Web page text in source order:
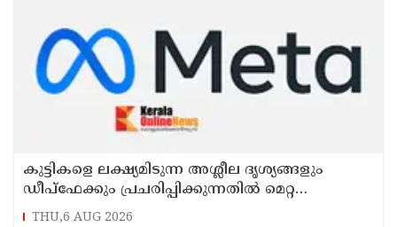
കുട്ടികളെ ലക്ഷ്യമിടുന്ന അശ്ലീല ദൃശ്യങ്ങളും
ഡീപ്ഫേക്കും പ്രചരിപ്പിക്കുന്നതില്‍ മെറ്റ
കേന്ദ്രത്തോട് മാപ്പ് പറഞ്ഞു
THU,6 AUG 2026